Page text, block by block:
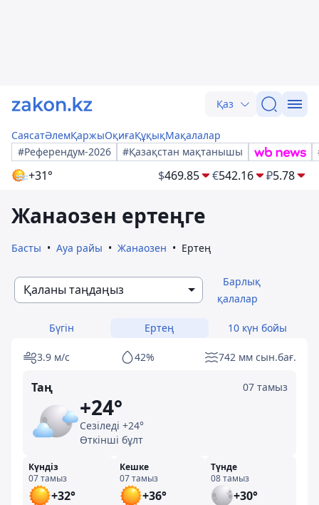
Қаз
СаясатӘлемҚаржыОқиғаҚұқықМақалалар
#Референдум-2026
#Қазақстан мақтанышы
+31° $469.85 €542.16 ₽5.78
Жанаозен ертеңге
Басты Ауа райы Жанаозен Ертең
Қаланы таңдаңыз
Барлық
қалалар
Бүгін Ертең 10 күн бойы
3.9 м/с 42% 742 мм сын.бағ.
Таң 07 тамыз
+24°
Сезіледі +24°
Өткінші бұлт
Күндіз
07 тамыз
+32°
Кешке
07 тамыз
+36°
Түнде
08 тамыз
+30°